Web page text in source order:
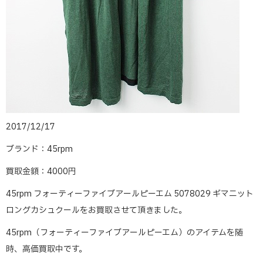
2017/12/17
ブランド：45rpm
買取金額：4000円
45rpm フォーティーファイブアールピーエム 5078029 ギマニット
ロングカシュクールをお買取させて頂きました。
45rpm（フォーティーファイブアールピーエム）のアイテムを随
時、高価買取中です。